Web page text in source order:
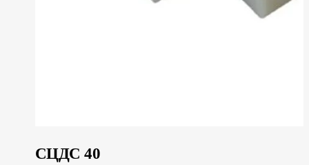
СЦДС 40